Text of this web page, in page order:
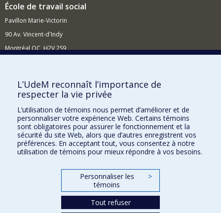
École de travail social
Pavillon Marie-Victorin
90 Av. Vincent-d'Indy
Montréal QC H2V 2S9
Comment soutenir l'École?
BESOIN D'AIDE?
Plan du site
Signaler une erreur
Accessibilité
FACULTÉ DES ARTS ET DES SCIENCES
Nos départements et écoles
L’UdeM reconnaît l’importance de
respecter la vie privée
L’utilisation de témoins nous permet d’améliorer et de
personnaliser votre expérience Web. Certains témoins
sont obligatoires pour assurer le fonctionnement et la
sécurité du site Web, alors que d’autres enregistrent vos
préférences. En acceptant tout, vous consentez à notre
utilisation de témoins pour mieux répondre à vos besoins.
Personnaliser les
témoins
>
Tout refuser